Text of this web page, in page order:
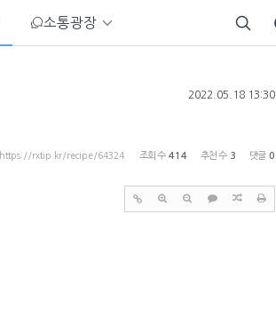
소통광장
2022.05.18 13:30
https://rxtip.kr/recipe/64324 조회 수 414 추천 수 3 댓글 0